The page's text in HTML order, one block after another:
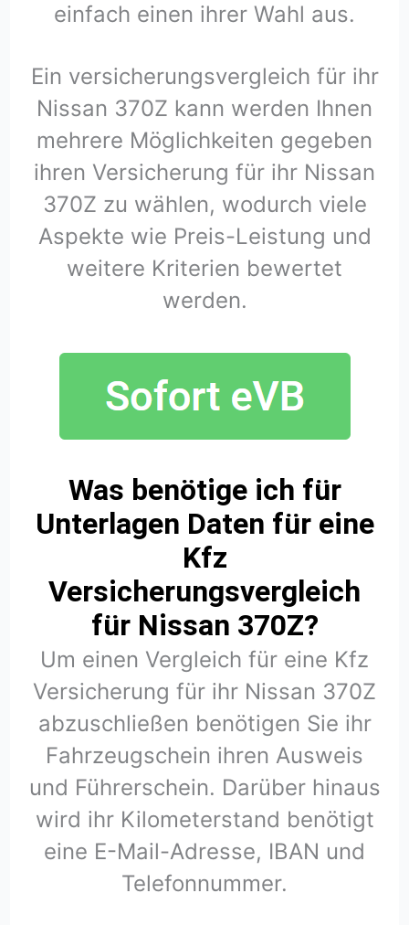
einfach einen ihrer Wahl aus.
Ein versicherungsvergleich für ihr
Nissan 370Z kann werden Ihnen
mehrere Möglichkeiten gegeben
ihren Versicherung für ihr Nissan
370Z zu wählen, wodurch viele
Aspekte wie Preis-Leistung und
weitere Kriterien bewertet
werden.
Was benötige ich für
Unterlagen Daten für eine
Kfz
Versicherungsvergleich
für Nissan 370Z?
Um einen Vergleich für eine Kfz
Versicherung für ihr Nissan 370Z
abzuschließen benötigen Sie ihr
Fahrzeugschein ihren Ausweis
und Führerschein. Darüber hinaus
wird ihr Kilometerstand benötigt
eine E-Mail-Adresse, IBAN und
Telefonnummer.